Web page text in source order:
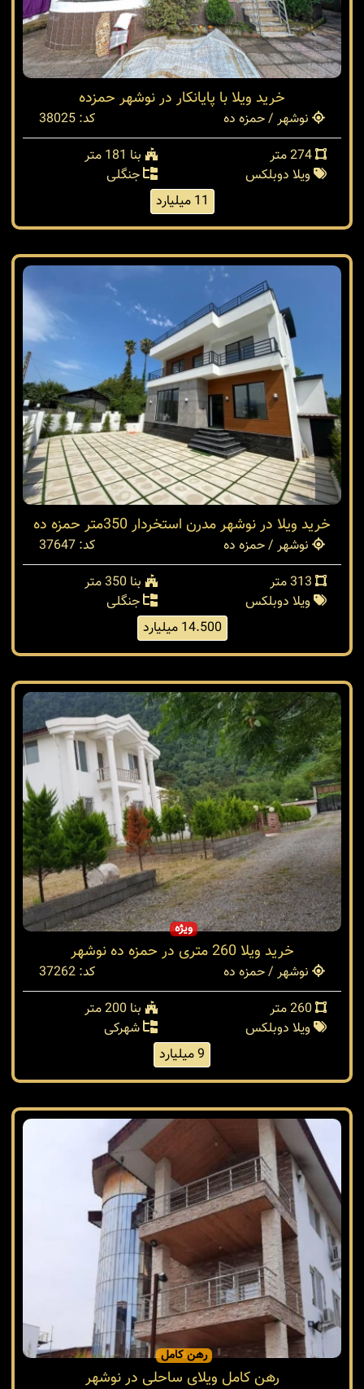
خرید ویلا با پایانکار در نوشهر حمزده
نوشهر / حمزه ده
کد: 38025
بنا 181 متر
ویلا دوبلکس
جنگلی
11 میلیارد
خرید ویلا در نوشهر مدرن استخردار 350متر حمزه ده
نوشهر / حمزه ده
کد: 37647
بنا 350 متر
ویلا دوبلکس
جنگلی
14.500 میلیارد
ویژه
خرید ویلا 260 متری در حمزه ده نوشهر
نوشهر / حمزه ده
کد: 37262
بنا 200 متر
ویلا دوبلکس
شهرکی
9 میلیارد
رهن کامل
رهن کامل ویلای ساحلی در نوشهر